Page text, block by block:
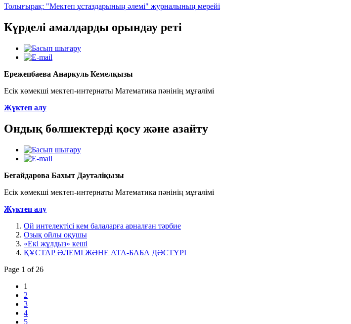
Толығырақ: "Мектеп ұстаздарының әлемі" журналының мерейі
Күрделі амалдарды орындау реті
Ережепбаева Анаркуль Кемелқызы
Есік көмекші мектеп-интернаты Математика пәнінің мұғалімі
Жүктеп алу
Ондық бөлшектерді қосу және азайту
Бегайдарова Бахыт Дәутәліқызы
Есік көмекші мектеп-интернаты Математика пәнінің мұғалімі
Жүктеп алу
Ой интелектісі кем балаларға арналған тәрбие
Озық ойлы оқушы
«Екі жұлдыз» кеші
ҚҰСТАР ӘЛЕМІ ЖӘНЕ АТА-БАБА ДӘСТҮРІ
Page 1 of 26
1
2
3
4
5